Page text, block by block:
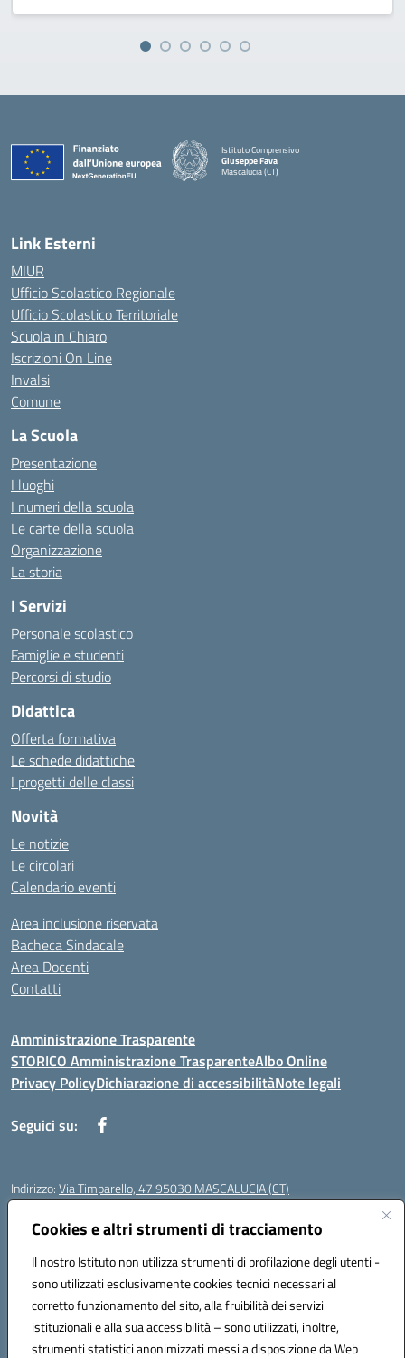
Cookies e altri strumenti di tracciamento
Il nostro Istituto non utilizza strumenti di profilazione degli utenti -
sono utilizzati esclusivamente cookies tecnici necessari al
corretto funzionamento del sito, alla fruibilità dei servizi
istituzionali e alla sua accessibilità – sono utilizzati, inoltre,
strumenti statistici anonimizzati messi a disposizione da Web
Istituto Comprensivo
Giuseppe Fava
Mascalucia (CT)
Link Esterni
MIUR
Ufficio Scolastico Regionale
Ufficio Scolastico Territoriale
Scuola in Chiaro
Iscrizioni On Line
Invalsi
Comune
La Scuola
Presentazione
I luoghi
I numeri della scuola
Le carte della scuola
Organizzazione
La storia
I Servizi
Personale scolastico
Famiglie e studenti
Percorsi di studio
Didattica
Offerta formativa
Le schede didattiche
I progetti delle classi
Novità
Le notizie
Le circolari
Calendario eventi
Area inclusione riservata
Bacheca Sindacale
Area Docenti
Contatti
Amministrazione Trasparente
STORICO Amministrazione TrasparenteAlbo Online
Privacy PolicyDichiarazione di accessibilitàNote legali
Seguici su:
Indirizzo:Via Timparello, 47 95030 MASCALUCIA (CT)
Centralino:
Posta elettronica certificata (PEC):ctic8bc002@pec.istruzione.it
Codice fiscale: 93238350875
Codice meccanografico:ctic8bc002
Codice Indice delle Pubbliche Amministrazioni (IPA): istsc_ctic8bc002
Codice unico di fatturazione (CUF): 2PO2JW